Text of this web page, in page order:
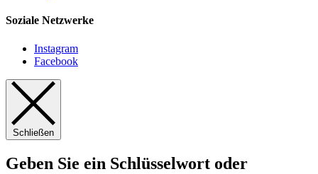
Soziale Netzwerke
Instagram
Facebook
Schließen
Geben Sie ein Schlüsselwort oder